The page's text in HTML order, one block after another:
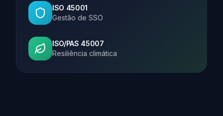
ISO 45001
Gestão de SSO
ISO/PAS 45007
Resiliência climática